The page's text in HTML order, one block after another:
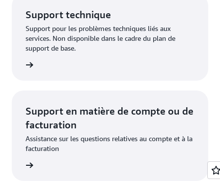
Support technique
Support pour les problèmes techniques liés aux
services. Non disponible dans le cadre du plan de
support de base.
Support en matière de compte ou de
facturation
Assistance sur les questions relatives au compte et à la
facturation